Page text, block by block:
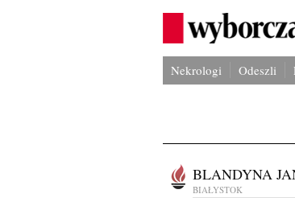
Nekrologi Odeszli
BLANDYNA
BIAŁYSTOK